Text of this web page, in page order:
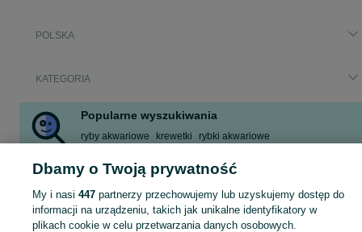
POLSKA
KATEGORIA
Popularne wyszukiwania
ryby akwariowe krewetki
rybki akwariowe
Zobacz Więcej
Sprzedaż zwierząt akwariowych w Polsce ▶️ Rybki ozdobne, krewetki i ślimaki itd. ☝ Sprawdź aktualne oferty hodowców w atrakcyjnych cenach na OLX.pl!
Dbamy o Twoją prywatność
My i nasi 447partnerzy przechowujemy lub uzyskujemy dostęp do
informacji na urządzeniu, takich jak unikalne identyfikatory w
plikach cookie w celu przetwarzania danych osobowych.